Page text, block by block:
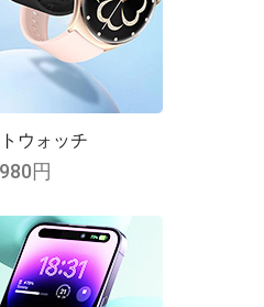
ウォッチ
円